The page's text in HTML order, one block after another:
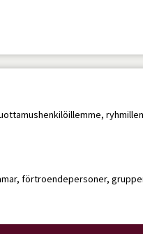
förtroendepersoner,